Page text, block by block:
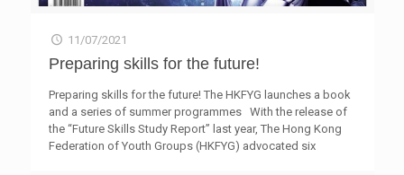
11/07/2021
Preparing skills for the future!
Preparing skills for the future! The HKFYG launches a book
and a series of summer programmes With the release of
the “Future Skills Study Report” last year, The Hong Kong
Federation of Youth Groups (HKFYG) advocated six